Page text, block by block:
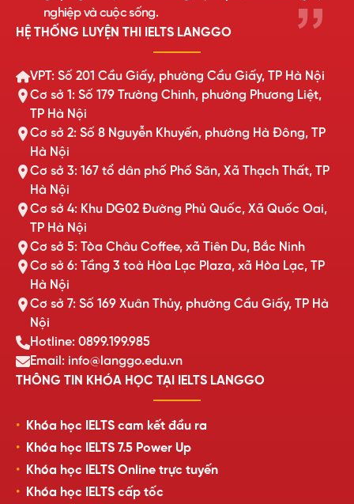
nghiệp và cuộc sống.
HỆ THỐNG LUYỆN THI IELTS LANGGO
VPT: Số 201 Cầu Giấy, phường Cầu Giấy, TP Hà Nội
Cơ sở 1: Số 179 Trường Chinh, phường Phương Liệt,
TP Hà Nội
Cơ sở 2: Số 8 Nguyễn Khuyến, phường Hà Đông, TP
Hà Nội
Cơ sở 3: 167 tổ dân phố Phố Săn, Xã Thạch Thất, TP
Hà Nội
Cơ sở 4: Khu DG02 Đường Phủ Quốc, Xã Quốc Oai,
TP Hà Nội
Cơ sở 5: Tòa Châu Coffee, xã Tiên Du, Bắc Ninh
Cơ sở 6: Tầng 3 toà Hòa Lạc Plaza, xã Hòa Lạc, TP
Hà Nội
Cơ sở 7: Số 169 Xuân Thủy, phường Cầu Giấy, TP Hà
Nội
Hotline: 0899.199.985
Email: info@langgo.edu.vn
THÔNG TIN KHÓA HỌC TẠI IELTS LANGGO
Khóa học IELTS cam kết đầu ra
Khóa học IELTS 7.5 Power Up
Khóa học IELTS Online trực tuyến
Khóa học IELTS cấp tốc